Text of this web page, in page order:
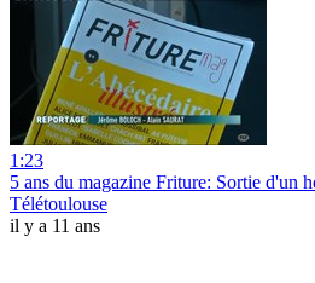
1:23
5 ans du magazine Friture: Sortie d'un
Télétoulouse
il y a 11 ans